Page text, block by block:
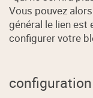
Vous pouvez
général le lien est
configurer votre